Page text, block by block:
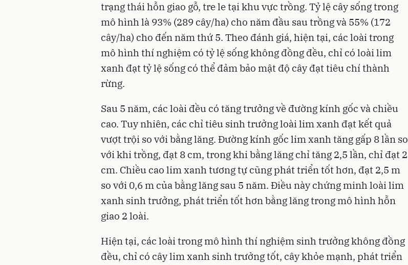
trạng thái hỗn giao gỗ, tre le tại khu vực trồng. Tỷ lệ cây sống trong
mô hình là 93% (289 cây/ha) cho năm đầu sau trồng và 55% (172
cây/ha) cho đến năm thứ 5. Theo đánh giá, hiện tại, các loài trong
mô hình thí nghiệm có tỷ lệ sống không đồng đều, chỉ có loài lim
xanh đạt tỷ lệ sống có thể đảm bảo mật độ cây đạt tiêu chí thành
rừng.
Sau 5 năm, các loài đều có tăng trưởng về đường kính gốc và chiều
cao. Tuy nhiên, các chỉ tiêu sinh trưởng loài lim xanh đạt kết quả
vượt trội so với bằng lăng. Đường kính gốc lim xanh tăng gấp 8 lần so
với khi trồng, đạt 8 cm, trong khi bằng lăng chỉ tăng 2,5 lần, chỉ đạt 2
cm. Chiều cao lim xanh tương tự cũng phát triển tốt hơn, đạt 2,5 m
so với 0,6 m của bằng lăng sau 5 năm. Điều này chứng minh loài lim
xanh sinh trưởng, phát triển tốt hơn bằng lăng trong mô hình hỗn
giao 2 loài.
Hiện tại, các loài trong mô hình thí nghiệm sinh trưởng không đồng
đều, chỉ có cây lim xanh sinh trưởng tốt, cây khỏe mạnh, phát triển